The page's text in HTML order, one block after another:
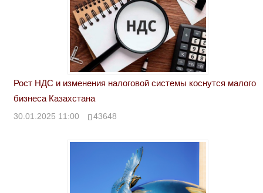
Рост НДС и изменения налоговой системы коснутся малого
бизнеса Казахстана
30.01.2025 11:00 43648